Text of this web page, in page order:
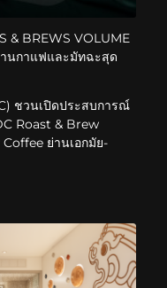
& BREWS VOLUME
านกาแฟและมัทฉะสุด
ชวนเปิดประสบการณ์
Roast & Brew
ย่านเอกมัย-